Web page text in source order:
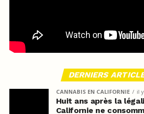
DERNIERS
CANNABIS EN CALIFORNIE il
Huit ans après la
Californie ne